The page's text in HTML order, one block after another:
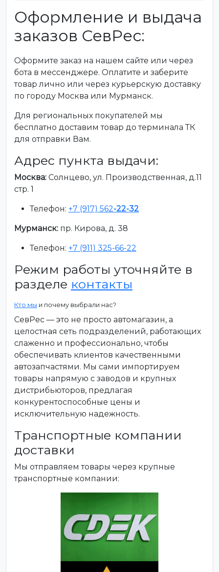
Оформление и выдача
заказов СевРес:
Оформите заказ на нашем сайте или через
бота в мессенджере. Оплатите и заберите
товар лично или через курьерскую доставку
по городу Москва или Мурманск.
Для региональных покупателей мы
бесплатно доставим товар до терминала ТК
для отправки Вам.
Адрес пункта выдачи:
Москва: Солнцево, ул. Производственная, д.11
стр. 1
Телефон: +7 (917) 562-22-32
Мурманск: пр. Кирова, д. 38
Телефон: +7 (911) 325-66-22
Режим работы уточняйте в
разделе контакты
Кто мы и почему выбрали нас?
СевРес — это не просто автомагазин, а
целостная сеть подразделений, работающих
слаженно и профессионально, чтобы
обеспечивать клиентов качественными
автозапчастями. Мы сами импортируем
товары напрямую с заводов и крупных
дистрибьюторов, предлагая
конкурентоспособные цены и
исключительную надежность.
Транспортные компании
доставки
Мы отправляем товары через крупные
транспортные компании: